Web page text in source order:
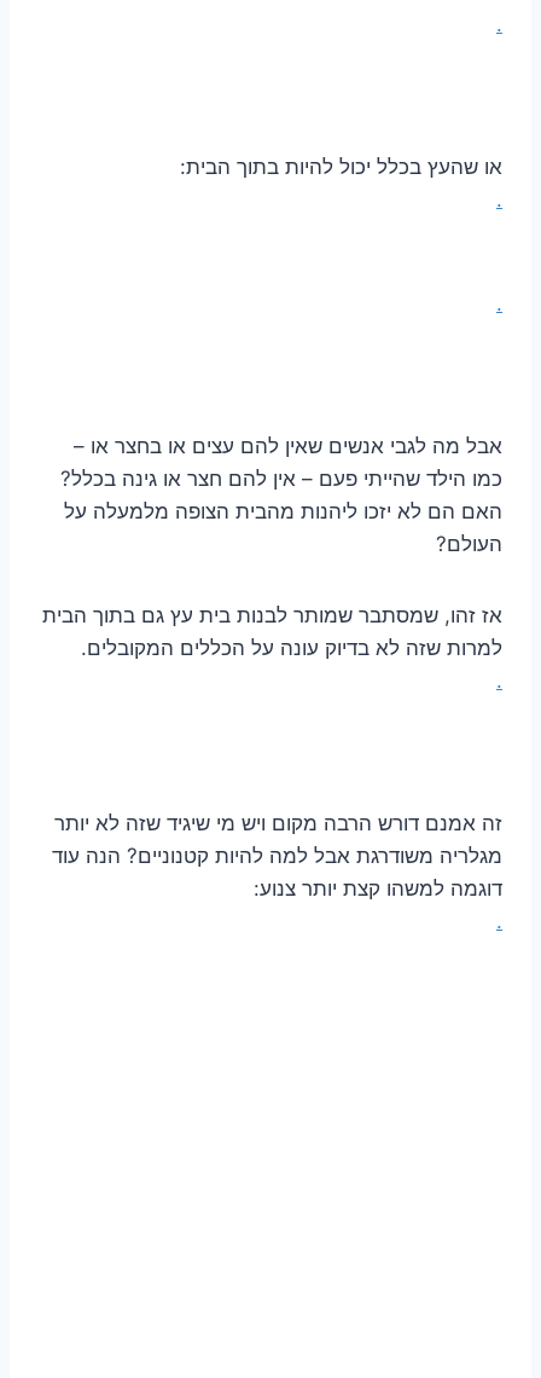
.
או שהעץ בכלל יכול להיות בתוך הבית:
.
.
אבל מה לגבי אנשים שאין להם עצים או בחצר או –
כמו הילד שהייתי פעם – אין להם חצר או גינה בכלל?
האם הם לא יזכו ליהנות מהבית הצופה מלמעלה על
העולם?
אז זהו, שמסתבר שמותר לבנות בית עץ גם בתוך הבית
למרות שזה לא בדיוק עונה על הכללים המקובלים.
.
זה אמנם דורש הרבה מקום ויש מי שיגיד שזה לא יותר
מגלריה משודרגת אבל למה להיות קטנוניים? הנה עוד
דוגמה למשהו קצת יותר צנוע:
.